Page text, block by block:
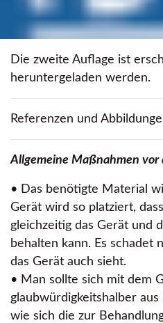
Die zweite Auflage ist
heruntergeladen werden.
Referenzen und
Allgemeine Maßnahmen vor
• Das benötigte Material
Gerät wird so platziert,
gleichzeitig das Gerät und
behalten kann. Es schadet
das Gerät auch sieht.
• Man sollte sich mit dem
glaubwürdigkeitshalber
wie sich die zur